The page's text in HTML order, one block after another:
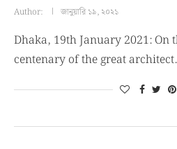
Author: জানুয়ারি ১৯, ২০২১
Dhaka, 19th January 2021:
centenary of the great